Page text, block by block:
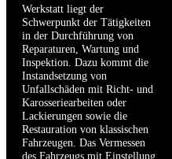
Werkstatt liegt der
Schwerpunkt der Tätigkeiten
in der Durchführung von
Reparaturen, Wartung und
Inspektion. Dazu kommt die
Instandsetzung von
Unfallschäden mit Richt- und
Karosseriearbeiten oder
Lackierungen sowie die
Restauration von klassischen
Fahrzeugen. Das Vermessen
des Fahrzeugs mit Einstellung